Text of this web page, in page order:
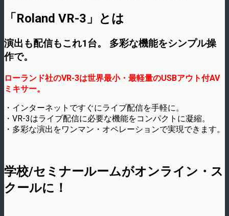
「Roland VR-3」とは
演出も配信もこれ1台。 多彩な機能をシンプル操
作で。
ローランド社のVR-3は世界最小・最軽量のUSBアウト付AV
ミキサー。
・インターネットですぐにライブ配信を手軽に。
・VR-3はライブ配信に必要な機能をコンパクトに凝縮。
・多彩な演出をワンマン・オペレーションで実現できます。
学校/セミナールームがオンライン・ス
クールに！